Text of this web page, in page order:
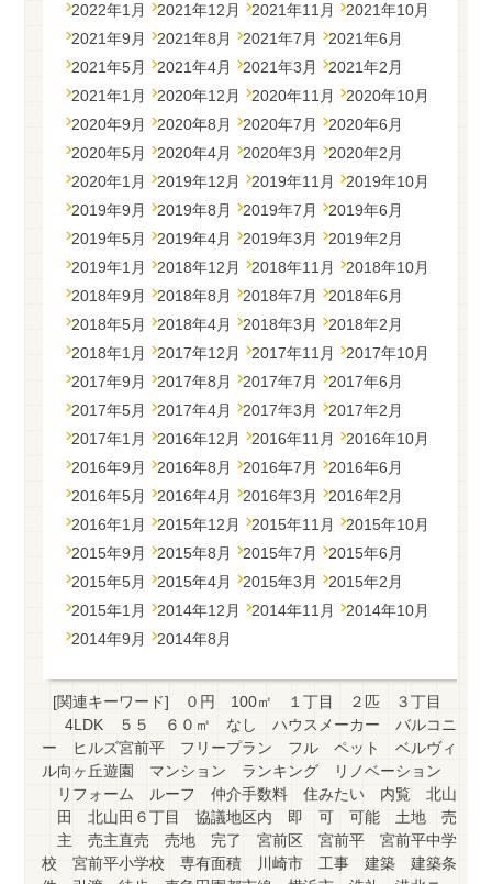
2022年1月
2021年12月 2021年11月
2021年10月
2021年9月
2021年8月 2021年7月
2021年6月
2021年5月
2021年4月 2021年3月
2021年2月
2021年1月
2020年12月 2020年11月
2020年10月
2020年9月
2020年8月 2020年7月
2020年6月
2020年5月
2020年4月 2020年3月
2020年2月
2020年1月
2019年12月 2019年11月
2019年10月
2019年9月
2019年8月 2019年7月
2019年6月
2019年5月
2019年4月 2019年3月
2019年2月
2019年1月
2018年12月 2018年11月
2018年10月
2018年9月
2018年8月 2018年7月
2018年6月
2018年5月
2018年4月 2018年3月
2018年2月
2018年1月
2017年12月 2017年11月
2017年10月
2017年9月
2017年8月 2017年7月
2017年6月
2017年5月
2017年4月 2017年3月
2017年2月
2017年1月
2016年12月 2016年11月
2016年10月
2016年9月
2016年8月 2016年7月
2016年6月
2016年5月
2016年4月 2016年3月
2016年2月
2016年1月
2015年12月 2015年11月
2015年10月
2015年9月
2015年8月 2015年7月
2015年6月
2015年5月
2015年4月 2015年3月
2015年2月
2015年1月
2014年12月 2014年11月
2014年10月
2014年9月
2014年8月
[関連キーワード] ０円 100㎡ １丁目 ２匹
３丁目
4LDK
５５ ６０㎡ なし ハウスメーカー
バルコニ
ー
ヒルズ宮前平 フリープラン フル ペット
ベルヴィ
ル向ヶ丘遊園
マンション ランキング
リノベーション
リフォーム
ルーフ 仲介手数料 住みたい 内覧
北山
田
北山田６丁目 協議地区内 即 可 可能 土地
売
主
売主直売 売地 完了 宮前区 宮前平
宮前平中学
校
宮前平小学校 専有面積 川崎市 工事 建築
建築条